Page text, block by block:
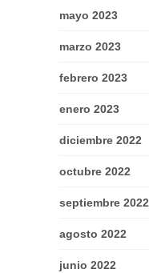
mayo 2023
marzo 2023
febrero 2023
enero 2023
diciembre 2022
octubre 2022
septiembre 2022
agosto 2022
junio 2022